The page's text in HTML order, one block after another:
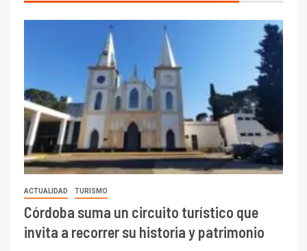
ACTUALIDAD TURISMO
Córdoba suma un circuito turístico que
invita a recorrer su historia y patrimonio